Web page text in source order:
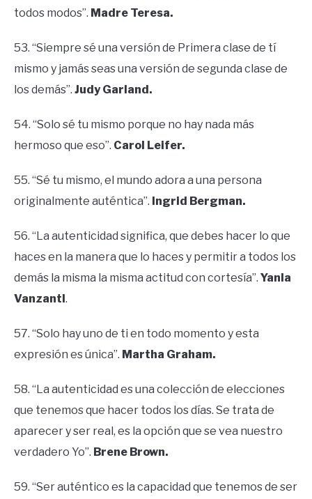
todos modos”. Madre Teresa.
53. “Siempre sé una versión de Primera clase de tí
mismo y jamás seas una versión de segunda clase de
los demás”. Judy Garland.
54. “Solo sé tu mismo porque no hay nada más
hermoso que eso”. Carol Leifer.
55. “Sé tu mismo, el mundo adora a una persona
originalmente auténtica”. Ingrid Bergman.
56. “La autenticidad significa, que debes hacer lo que
haces en la manera que lo haces y permitir a todos los
demás la misma la misma actitud con cortesía”. Yanla
VanzantI .
57. “Solo hay uno de ti en todo momento y esta
expresión es única”. Martha Graham.
58. “La autenticidad es una colección de elecciones
que tenemos que hacer todos los días. Se trata de
aparecer y ser real, es la opción que se vea nuestro
verdadero Yo”. Brene Brown.
59. “Ser auténtico es la capacidad que tenemos de ser